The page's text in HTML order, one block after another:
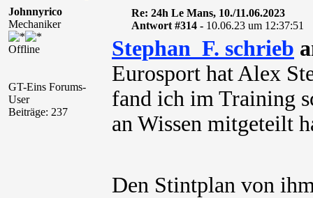
Johnnyrico
Mechaniker
Offline
GT-Eins Forums-
User
Beiträge: 237
Re: 24h Le Mans, 10./11.06.2023
Antwort #314 - 10.06.23 um 12:37:51
Stephan_F. schrieb
Eurosport hat Alex
fand ich im Training
an Wissen mitgeteilt
Den Stintplan von